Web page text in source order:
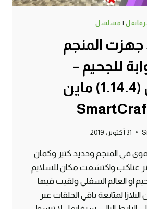
| مسلسل
الحلقة #5 جهزت المنجم
للجحيم –
سرفايفل (1.14.4) ماين
31 أكتوبر، 2019
في المنجم وحديد كتير وكمان
عناكب واكتشفت مكان للسلايم
او العالم السفلي ولقيت فيها
لمتابعة باقي الحلقات عبر